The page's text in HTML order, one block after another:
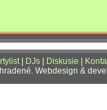
| DJs Diskusie
Webdesign &